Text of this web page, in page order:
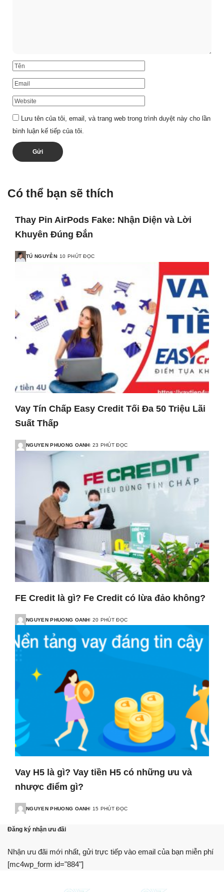
Lưu tên của tôi, email, và trang web trong trình duyệt này cho lần
bình luận kế tiếp của tôi.
Có thể bạn sẽ thích
Thay Pin AirPods Fake: Nhận Diện và Lời
Khuyên Đúng Đắn
TÚ NGUYỄN 10 PHÚT ĐỌC
Vay Tín Chấp Easy Credit Tối Đa 50 Triệu Lãi
Suất Thấp
NGUYEN PHUONG OANH 23 PHÚT ĐỌC
FE Credit là gì? Fe Credit có lừa đảo không?
NGUYEN PHUONG OANH 20 PHÚT ĐỌC
Vay H5 là gì? Vay tiền H5 có những ưu và
nhược điểm gì?
NGUYEN PHUONG OANH 15 PHÚT ĐỌC
Đăng ký nhận ưu đãi
Nhận ưu đãi mới nhất, gửi trực tiếp vào email của bạn miễn phí
[mc4wp_form id="884"]